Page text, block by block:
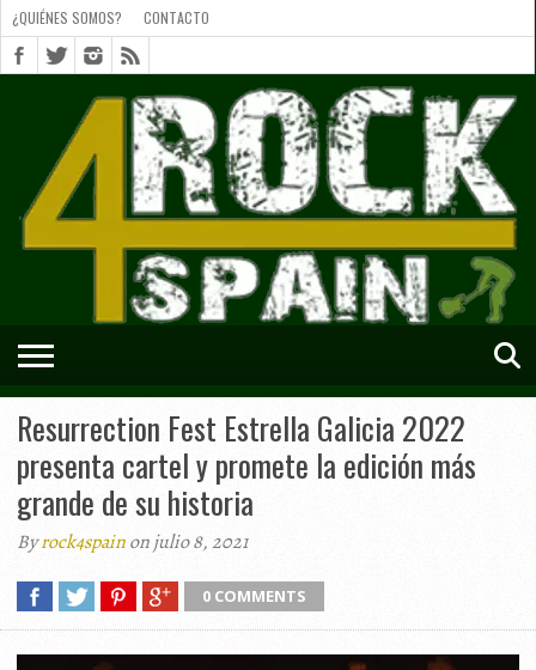
SOMOS?
CONTACTO
SHORTS
¿QUIÉNES SOMOS? CONTACTO
Resurrection Fest Estrella Galicia 2022
presenta cartel y promete la edición más
grande de su historia
Byrock4spainon julio 8, 2021
0 COMMENTS